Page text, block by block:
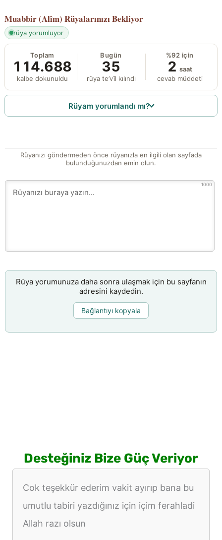
Muabbir (Alîm) Rüyalarınızı Bekliyor
rüya yorumluyor
Toplam
114.688
kalbe dokunuldu
Bugün
35
rüya te’vîl kılındı
%92 için
2 saat
cevab müddeti
Rüyam yorumlandı mı?
Rüyanızı göndermeden önce rüyanızla en ilgili olan sayfada
bulunduğunuzdan emin olun.
1000
Rüya yorumunuza daha sonra ulaşmak için bu sayfanın
adresini kaydedin.
Bağlantıyı kopyala
Desteğiniz Bize Güç Veriyor
Cok teşekkür ederim vakit ayırıp bana bu
umutlu tabiri yazdığınız için içim ferahladi
Allah razı olsun